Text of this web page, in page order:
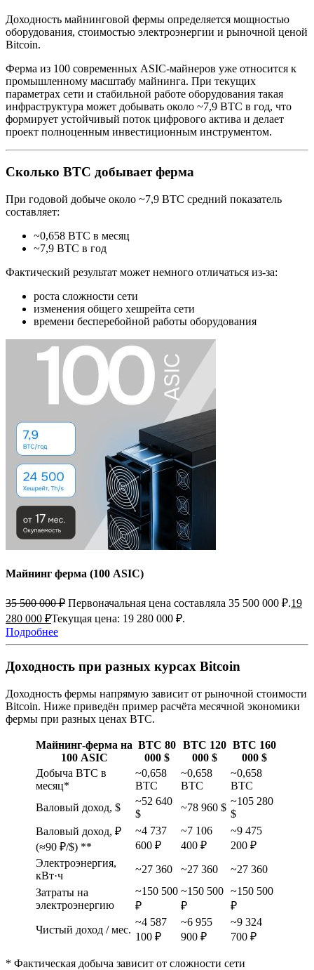
Доходность майнинговой фермы определяется мощностью
оборудования, стоимостью электроэнергии и рыночной ценой
Bitcoin.
Ферма из 100 современных ASIC‑майнеров уже относится к
промышленному масштабу майнинга. При текущих
параметрах сети и стабильной работе оборудования такая
инфраструктура может добывать около ~7,9 BTC в год, что
формирует устойчивый поток цифрового актива и делает
проект полноценным инвестиционным инструментом.
Сколько BTC добывает ферма
При годовой добыче около ~7,9 BTC средний показатель
составляет:
~0,658 BTC в месяц
~7,9 BTC в год
Фактический результат может немного отличаться из‑за:
роста сложности сети
изменения общего хешрейта сети
времени бесперебойной работы оборудования
Майнинг ферма (100 ASIC)
35 500 000₽ Первоначальная цена составляла 35 500 000 ₽.19
280 000 ₽Текущая цена: 19 280 000 ₽.
Подробнее
Доходность при разных курсах Bitcoin
Доходность фермы напрямую зависит от рыночной стоимости
Bitcoin. Ниже приведён пример расчёта месячной экономики
фермы при разных ценах BTC.
Майнинг‑ферма на
100 ASIC
BTC 80
000 $
BTC 120
000 $
BTC 160
000 $
Добыча BTC в
месяц*
~0,658
BTC
~0,658
BTC
~0,658
BTC
Валовый доход, $
~52 640
$
~78 960 $
~105 280
$
Валовый доход, ₽
(≈90 ₽/$) **
~4 737
600 ₽
~7 106
400 ₽
~9 475
200 ₽
Электроэнергия,
кВт·ч
~27 360 ~27 360
~27 360
Затраты на
электроэнергию
~150 500
₽
~150 500
₽
~150 500
₽
Чистый доход / мес.
~4 587
100 ₽
~6 955
900 ₽
~9 324
700 ₽
* Фактическая добыча зависит от сложности сети